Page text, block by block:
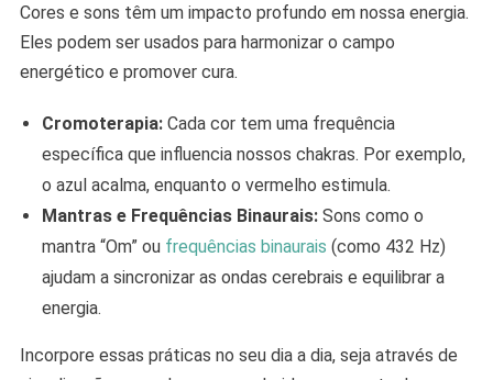
Cores e sons têm um impacto profundo em nossa energia.
Eles podem ser usados para harmonizar o campo
energético e promover cura.
Cromoterapia:Cada cor tem uma frequência
específica que influencia nossos chakras. Por exemplo,
o azul acalma, enquanto o vermelho estimula.
Mantras e Frequências Binaurais:Sons como o
mantra “Om” oufrequências binaurais (como 432 Hz)
ajudam a sincronizar as ondas cerebrais e equilibrar a
energia.
Incorpore essas práticas no seu dia a dia, seja através de